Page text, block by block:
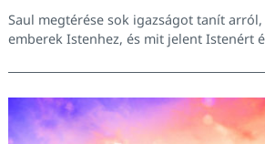
Saul megtérése sok igazságot tanít
emberek Istenhez, és mit jelent Istenért